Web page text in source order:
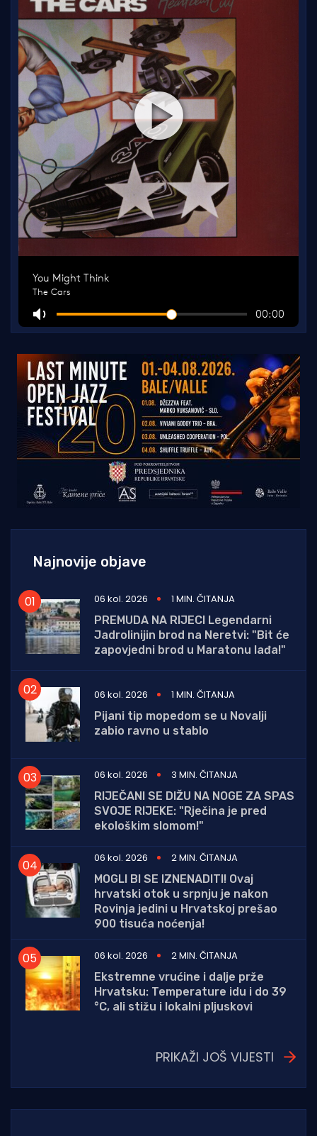
Najnovije objave
06 kol. 2026
1 MIN. ČITANJA
PREMUDA NA RIJECI Legendarni
Jadrolinijin brod na Neretvi: "Bit će
zapovjedni brod u Maratonu lađa!"
06 kol. 2026
1 MIN. ČITANJA
Pijani tip mopedom se u Novalji
zabio ravno u stablo
06 kol. 2026
3 MIN. ČITANJA
RIJEČANI SE DIŽU NA NOGE ZA SPAS
SVOJE RIJEKE: "Rječina je pred
ekološkim slomom!"
06 kol. 2026
2 MIN. ČITANJA
MOGLI BI SE IZNENADITI! Ovaj
hrvatski otok u srpnju je nakon
Rovinja jedini u Hrvatskoj prešao
900 tisuća noćenja!
06 kol. 2026
2 MIN. ČITANJA
Ekstremne vrućine i dalje prže
Hrvatsku: Temperature idu i do 39
°C, ali stižu i lokalni pljuskovi
PRIKAŽI JOŠ VIJESTI